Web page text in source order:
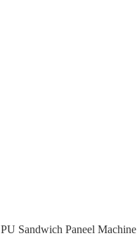
PU Sandwich Paneel Machine